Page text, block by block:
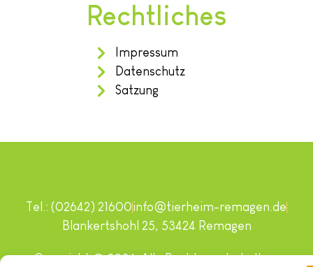
Rechtliches
Impressum
Datenschutz
Satzung
Copyright © 2024. Alle Rechte vorbehalten.
Tel.: (02642) 21600info@tierheim-remagen.de
Blankertshohl 25, 53424 Remagen